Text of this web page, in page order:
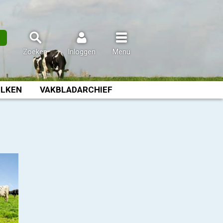
Zoeken Inloggen Menu
VAKBLADARCHIEF